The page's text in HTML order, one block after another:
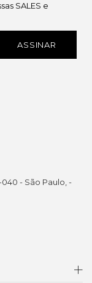
040 - São Paulo, -
SALES e